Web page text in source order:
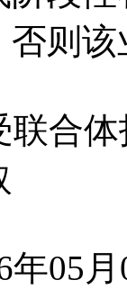
则
联合
05